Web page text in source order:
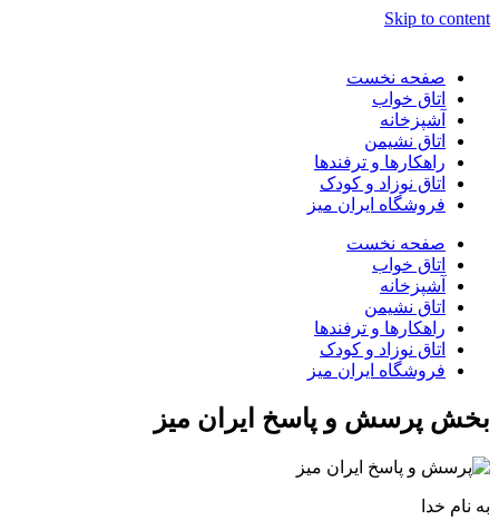
Skip to content
صفحه نخست
اتاق خواب
آشپزخانه
اتاق نشیمن
راهکارها و ترفندها
اتاق نوزاد و کودک
فروشگاه ایران میز
صفحه نخست
اتاق خواب
آشپزخانه
اتاق نشیمن
راهکارها و ترفندها
اتاق نوزاد و کودک
فروشگاه ایران میز
بخش پرسش و پاسخ ایران میز
به نام خدا